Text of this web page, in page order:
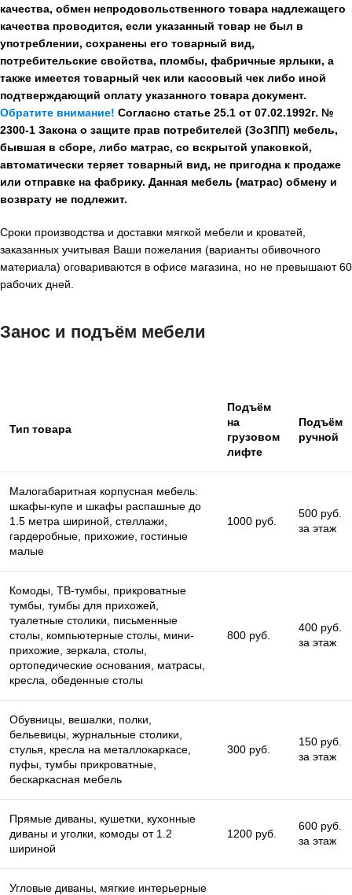
качества, обмен непродовольственного товара надлежащего
качества проводится, если указанный товар не был в
употреблении, сохранены его товарный вид,
потребительские свойства, пломбы, фабричные ярлыки, а
также имеется товарный чек или кассовый чек либо иной
подтверждающий оплату указанного товара документ.
Обратите внимание! Согласно статье 25.1 от 07.02.1992г. №
2300-1 Закона о защите прав потребителей (ЗоЗПП) мебель,
бывшая в сборе, либо матрас, со вскрытой упаковкой,
автоматически теряет товарный вид, не пригодна к продаже
или отправке на фабрику. Данная мебель (матрас) обмену и
возврату не подлежит.
Сроки производства и доставки мягкой мебели и кроватей,
заказанных учитывая Ваши пожелания (варианты обивочного
материала) оговариваются в офисе магазина, но не превышают 60
рабочих дней.
Занос и подъём мебели
Тип товара
Подъём
на
грузовом
лифте
Подъём
ручной
Малогабаритная корпусная мебель:
шкафы-купе и шкафы распашные до
1.5 метра шириной, стеллажи,
гардеробные, прихожие, гостиные
малые
1000 руб.
500 руб.
за этаж
Комоды, ТВ-тумбы, прикроватные
тумбы, тумбы для прихожей,
туалетные столики, письменные
столы, компьютерные столы, мини-
прихожие, зеркала, столы,
ортопедические основания, матрасы,
кресла, обеденные столы
800 руб.
400 руб.
за этаж
Обувницы, вешалки, полки,
бельевицы, журнальные столики,
стулья, кресла на металлокаркасе,
пуфы, тумбы прикроватные,
бескаркасная мебель
300 руб.
150 руб.
за этаж
Прямые диваны, кушетки, кухонные
диваны и уголки, комоды от 1.2
шириной
1200 руб.
600 руб.
за этаж
Угловые диваны, мягкие интерьерные